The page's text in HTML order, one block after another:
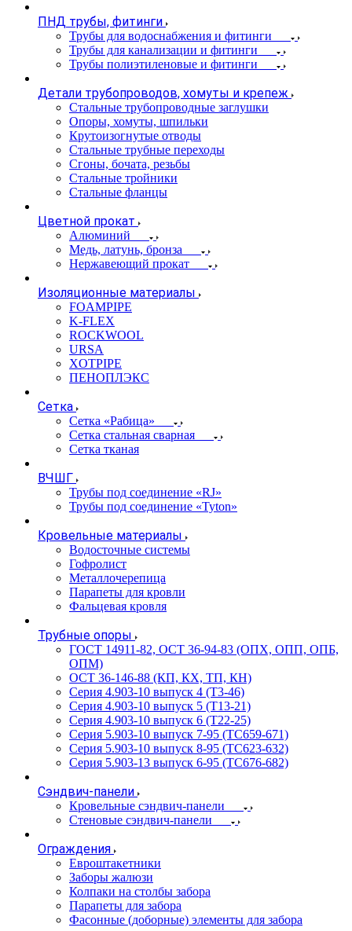
ПНД трубы, фитинги
Трубы для водоснабжения и фитинги
Трубы для канализации и фитинги
Трубы полиэтиленовые и фитинги
Детали трубопроводов, хомуты и крепеж
Стальные трубопроводные заглушки
Опоры, хомуты, шпильки
Крутоизогнутые отводы
Стальные трубные переходы
Сгоны, бочата, резьбы
Стальные тройники
Стальные фланцы
Цветной прокат
Алюминий
Медь, латунь, бронза
Нержавеющий прокат
Изоляционные материалы
FOAMPIPE
K-FLEX
ROCKWOOL
URSA
XOTPIPE
ПЕНОПЛЭКС
Сетка
Сетка «Рабица»
Сетка стальная сварная
Сетка тканая
ВЧШГ
Трубы под соединение «RJ»
Трубы под соединение «Tyton»
Кровельные материалы
Водосточные системы
Гофролист
Металлочерепица
Парапеты для кровли
Фальцевая кровля
Трубные опоры
ГОСТ 14911-82, ОСТ 36-94-83 (ОПХ, ОПП, ОПБ,
ОПМ)
ОСТ 36-146-88 (КП, КХ, ТП, КН)
Серия 4.903-10 выпуск 4 (Т3-46)
Серия 4.903-10 выпуск 5 (Т13-21)
Серия 4.903-10 выпуск 6 (Т22-25)
Серия 5.903-10 выпуск 7-95 (ТС659-671)
Серия 5.903-10 выпуск 8-95 (ТС623-632)
Серия 5.903-13 выпуск 6-95 (ТС676-682)
Сэндвич-панели
Кровельные сэндвич-панели
Стеновые сэндвич-панели
Ограждения
Евроштакетники
Заборы жалюзи
Колпаки на столбы забора
Парапеты для забора
Фасонные (доборные) элементы для забора